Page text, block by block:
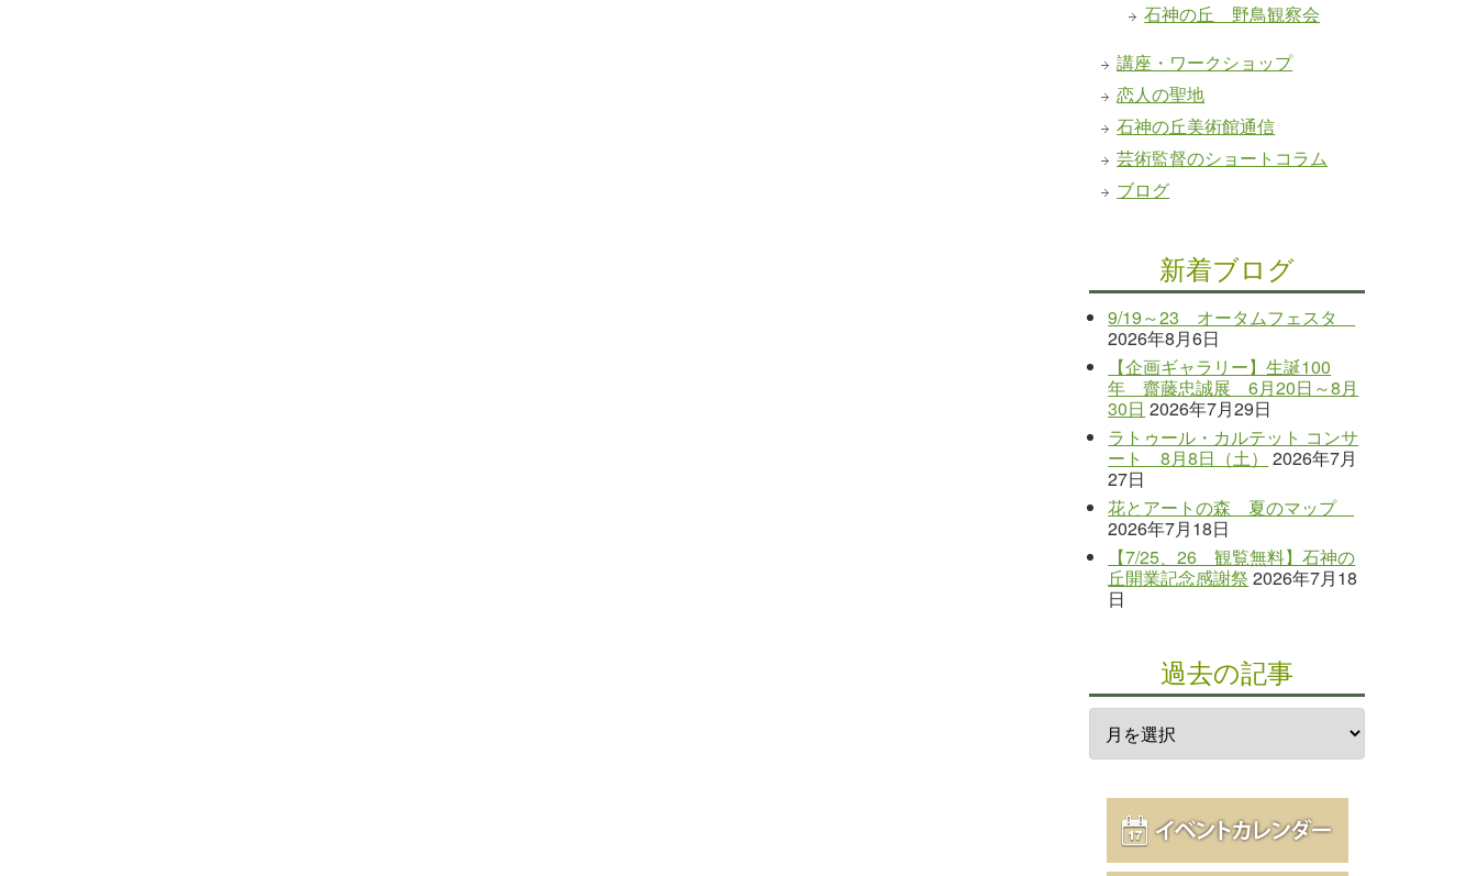
石神の丘 野鳥観察会
講座・ワークショップ
恋人の聖地
石神の丘美術館通信
芸術監督のショートコラム
ブログ
新着ブログ
9/19～23 オータムフェスタ
2026年8月6日
【企画ギャラリー】生誕100
年 齋藤忠誠展 6月20日～8月
30日 2026年7月29日
ラトゥール・カルテット コンサ
ート 8月8日（土）
2026年7月
27日
花とアートの森 夏のマップ
2026年7月18日
【7/25、26 観覧無料】石神の
丘開業記念感謝祭 2026年7月18
日
過去の記事